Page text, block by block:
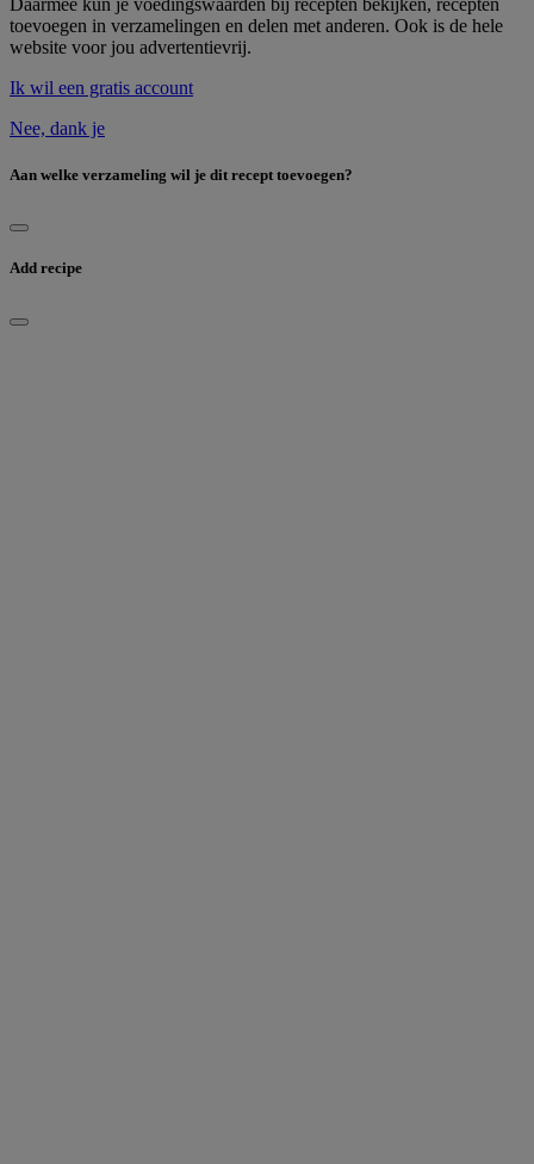
Daarmee kun je voedingswaarden bij recepten bekijken, recepten
toevoegen in verzamelingen en delen met anderen. Ook is de hele
website voor jou advertentievrij.
Ik wil een gratis account
Nee, dank je
Aan welke verzameling wil je dit recept toevoegen?
Add recipe